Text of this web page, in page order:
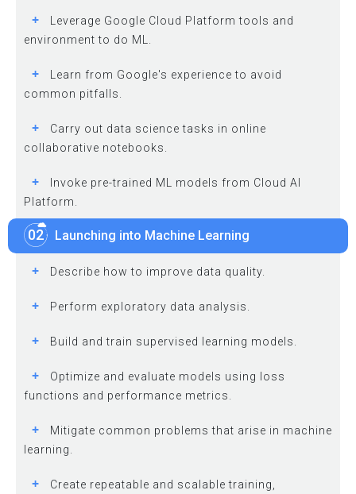
+
Leverage Google Cloud Platform tools and
environment to do ML.
+
Learn from Google's experience to avoid
common pitfalls.
+
Carry out data science tasks in online
collaborative notebooks.
+
Invoke pre-trained ML models from Cloud AI
Platform.
02 Launching into Machine Learning
+ Describe how to improve data quality.
+ Perform exploratory data analysis.
+ Build and train supervised learning models.
+
Optimize and evaluate models using loss
functions and performance metrics.
+
Mitigate common problems that arise in machine
learning.
+
Create repeatable and scalable training,